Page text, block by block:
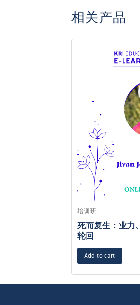
相关产品
培训班
死而复生：业力
轮回
Add to cart